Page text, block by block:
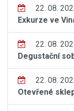
22. 08.
Exkurze ve
22. 08.
Degustační
22. 08.
Otevřené